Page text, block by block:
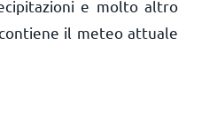
e molto altro
il meteo attuale